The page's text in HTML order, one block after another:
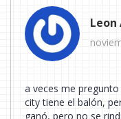
a veces me
city tiene el balón,
ganó, pero no se